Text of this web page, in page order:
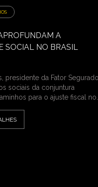
A
SOCIAL NO BRASIL
presidente da Fator
sociais da conjuntura
para o ajuste fiscal no